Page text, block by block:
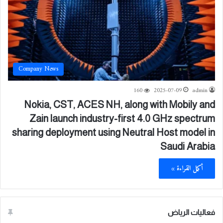
Company News
admin
2025-07-09
160
Nokia, CST, ACES NH, along with Mobily and
Zain launch industry-first 4.0 GHz spectrum
sharing deployment using Neutral Host model in
Saudi Arabia
أكمل القراءة »
فعاليات الرياض